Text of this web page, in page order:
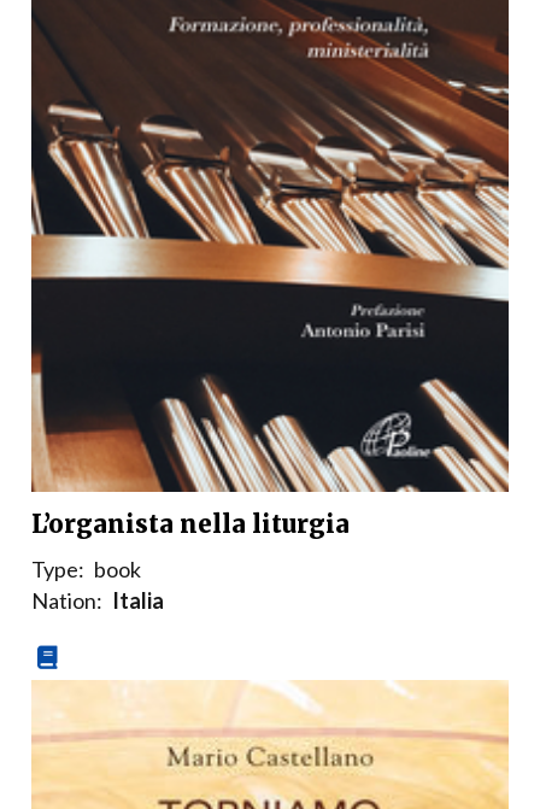
L’organista nella liturgia
Type: book
Nation: Italia